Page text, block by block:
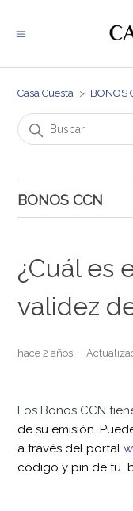
Casa Cuesta BONOS
BONOS CCN
¿Cuál es
validez
hace 2 años
Los Bonos CCN
de su emisión.
a través del portal
código y pin de tu